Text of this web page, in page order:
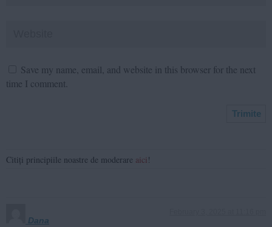
Save my name, email, and website in this browser for the next
time I comment.
Citiți principiile noastre de moderare aici !
Dana